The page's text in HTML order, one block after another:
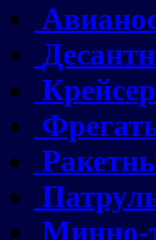
Минно-